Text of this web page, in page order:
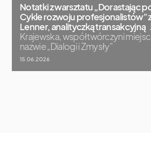
Notatki z warsztatu „Dorastając
Cykle rozwoju profesjonalistów”
Lenner, analityczką transakcyjną
Krajewska, współtwórczyni
nazwie „Dialogi i Zmysły”
15.06.2026